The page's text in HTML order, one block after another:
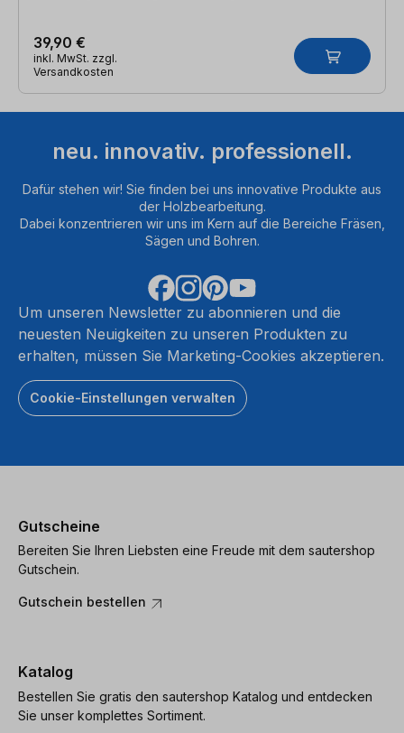
39,90 €
inkl. MwSt. zzgl.
Versandkosten
neu. innovativ. professionell.
Dafür stehen wir! Sie finden bei uns innovative Produkte aus
der Holzbearbeitung.
Dabei konzentrieren wir uns im Kern auf die Bereiche Fräsen,
Sägen und Bohren.
Um unseren Newsletter zu abonnieren und die
neuesten Neuigkeiten zu unseren Produkten zu
erhalten, müssen Sie Marketing-Cookies akzeptieren.
Cookie-Einstellungen verwalten
Gutscheine
Bereiten Sie Ihren Liebsten eine Freude mit dem sautershop
Gutschein.
Gutschein bestellen
Katalog
Bestellen Sie gratis den sautershop Katalog und entdecken
Sie unser komplettes Sortiment.